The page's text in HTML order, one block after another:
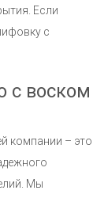
Если
с
с воском
компании – это
Мы